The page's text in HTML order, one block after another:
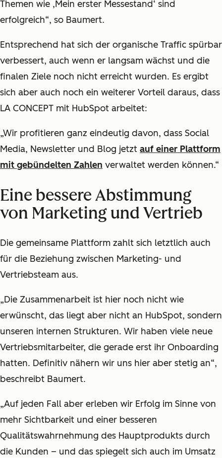
Themen wie ‚Mein erster Messestand‘ sind
erfolgreich“, so Baumert.
Entsprechend hat sich der organische Traffic spürbar
verbessert, auch wenn er langsam wächst und die
finalen Ziele noch nicht erreicht wurden. Es ergibt
sich aber auch noch ein weiterer Vorteil daraus, dass
LA CONCEPT mit HubSpot arbeitet:
„Wir profitieren ganz eindeutig davon, dass Social
Media, Newsletter und Blog jetzt auf einer Plattform
mit gebündelten Zahlen verwaltet werden können.“
Eine bessere Abstimmung
von Marketing und Vertrieb
Die gemeinsame Plattform zahlt sich letztlich auch
für die Beziehung zwischen Marketing- und
Vertriebsteam aus.
„Die Zusammenarbeit ist hier noch nicht wie
erwünscht, das liegt aber nicht an HubSpot, sondern
unseren internen Strukturen. Wir haben viele neue
Vertriebsmitarbeiter, die gerade erst ihr Onboarding
hatten. Definitiv nähern wir uns hier aber stetig an“,
beschreibt Baumert.
„Auf jeden Fall aber erleben wir Erfolg im Sinne von
mehr Sichtbarkeit und einer besseren
Qualitätswahrnehmung des Hauptprodukts durch
die Kunden – und das spiegelt sich auch im Umsatz